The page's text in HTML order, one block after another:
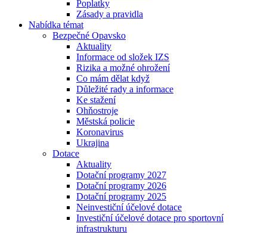
Poplatky
Zásady a pravidla
Nabídka témat
Bezpečné Opavsko
Aktuality
Informace od složek IZS
Rizika a možné ohrožení
Co mám dělat když
Důležité rady a informace
Ke stažení
Ohňostroje
Městská policie
Koronavirus
Ukrajina
Dotace
Aktuality
Dotační programy 2027
Dotační programy 2026
Dotační programy 2025
Neinvestiční účelové dotace
Investiční účelové dotace pro sportovní
infrastrukturu